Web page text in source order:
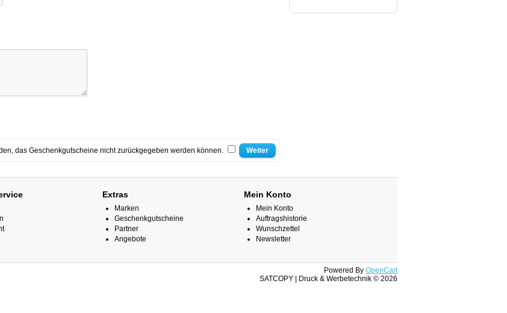
das Geschenkgutscheine nicht zurückgegeben werden können.
Extras
Marken
Geschenkgutscheine
Partner
Angebote
Mein Konto
Mein Konto
Auftragshistorie
Wunschzettel
Newsletter
Powered By OpenCart
SATCOPY | Druck & Werbetechnik © 2026